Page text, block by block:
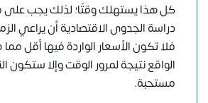
كل هذا يستهلك وقتًا؛ لذلك يجب على
دراسة الجدوى الاقتصادية أن يراعي
فلا تكون الأسعار الواردة فيها أقل
الواقع نتيجة لمرور الوقت وإلا ستكون
مستحبة.